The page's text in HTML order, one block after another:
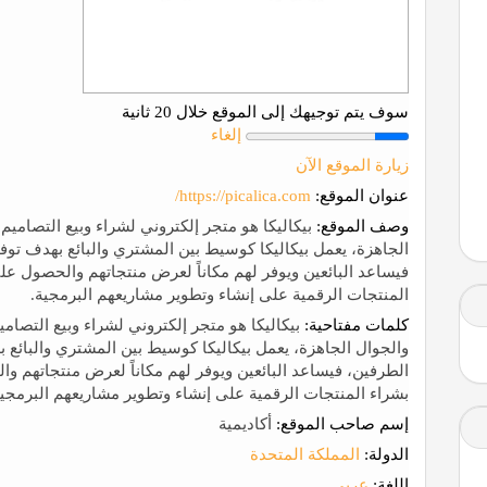
سوف يتم توجيهك إلى الموقع خلال 20 ثانية
إلغاء
زيارة الموقع الآن
عنوان الموقع: https://picalica.com/
وصف الموقع: بيكاليكا هو متجر إلكتروني لشراء وبيع
الجاهزة، يعمل بيكاليكا كوسيط بين المشتري والبائع بهدف
فيساعد البائعين ويوفر لهم مكاناً لعرض منتجاتهم
المنتجات الرقمية على إنشاء وتطوير مشاريعهم البرمجية.
كلمات مفتاحية: بيكاليكا هو متجر إلكتروني لشراء وبيع
والجوال الجاهزة، يعمل بيكاليكا كوسيط بين المشتري
الطرفين، فيساعد البائعين ويوفر لهم مكاناً لعرض
بشراء المنتجات الرقمية على إنشاء وتطوير مشاريعهم
إسم صاحب الموقع: أكاديمية
الدولة:
المملكة المتحدة